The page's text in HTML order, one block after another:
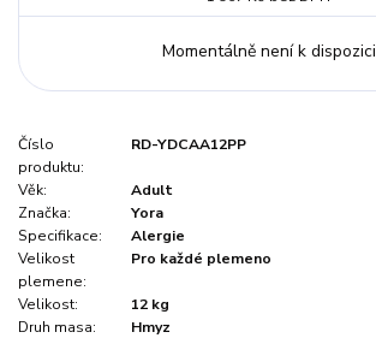
Momentálně není k dispozici
Číslo
produktu:
RD-YDCAA12PP
Věk:
Adult
Značka:
Yora
Specifikace:
Alergie
Velikost
plemene:
Pro každé plemeno
Velikost:
12 kg
Druh masa:
Hmyz